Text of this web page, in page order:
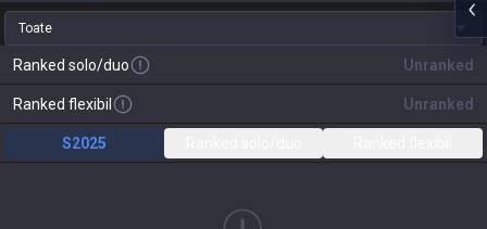
Toate
Ranked solo/duo Unranked
Ranked flexibil Unranked
S2025